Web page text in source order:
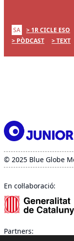
SA 1R CICLE ESO
PÒDCAST
TEXT
© 2025 Blue Globe
En col·laboració:
Partners: